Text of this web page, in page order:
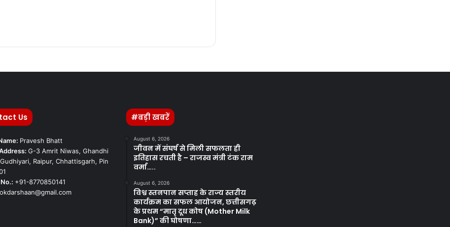
Us
Pravesh Bhatt
G-3 Amrit Niwas, Ghandhi
Raipur, Chhattisgarh, Pin
+91-8770850141
#बड़ी खबरें
August 6, 2026
जीवन में संघर्ष से मिली सफलता ही
इतिहास रचती है – राजस्व मंत्री टंक राम
वर्मा…..
August 6, 2026
विश्व स्तनपान सप्ताह के राज्य स्तरीय
कार्यक्रम का सफल आयोजन, छत्तीसगढ़
के प्रथम “मातृ दूध कोष (Mother Milk
Bank)” की घोषणा……